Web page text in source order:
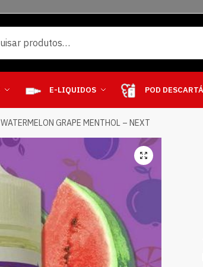
E-LIQUIDOS POD
GRAPE MENTHOL – NEXT